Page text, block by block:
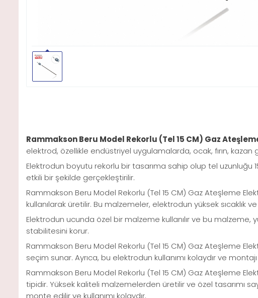
Rammakson Beru Model Rekorlu (Tel 15 CM) Gaz
elektrod, özellikle endüstriyel uygulamalarda, ocak, fırın, kazan
Elektrodun boyutu rekorlu bir tasarıma sahip olup tel
etkili bir şekilde gerçekleştirilir.
Rammakson Beru Model Rekorlu (Tel 15 CM) Gaz Ateşleme
kullanılarak üretilir. Bu malzemeler, elektrodun yüksek sıcaklık
Elektrodun ucunda özel bir malzeme kullanılır ve bu malzeme,
stabilitesini korur.
Rammakson Beru Model Rekorlu (Tel 15 CM) Gaz Ateşleme
seçim sunar. Ayrıca, bu elektrodun kullanımı kolaydır ve montajı
Rammakson Beru Model Rekorlu (Tel 15 CM) Gaz Ateşleme
tipidir. Yüksek kaliteli malzemelerden üretilir ve özel tasarımı
monte edilir ve kullanımı kolaydır.